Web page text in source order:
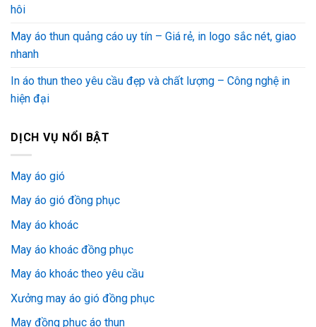
hôi
May áo thun quảng cáo uy tín – Giá rẻ, in logo sắc nét, giao
nhanh
In áo thun theo yêu cầu đẹp và chất lượng – Công nghệ in
hiện đại
DỊCH VỤ NỔI BẬT
May áo gió
May áo gió đồng phục
May áo khoác
May áo khoác đồng phục
May áo khoác theo yêu cầu
Xưởng may áo gió đồng phục
May đồng phục áo thun